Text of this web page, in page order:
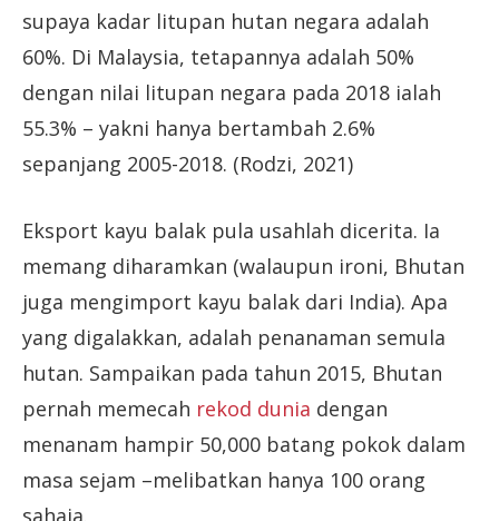
supaya kadar litupan hutan negara adalah
60%. Di Malaysia, tetapannya adalah 50%
dengan nilai litupan negara pada 2018 ialah
55.3% – yakni hanya bertambah 2.6%
sepanjang 2005-2018. (Rodzi, 2021)
Eksport kayu balak pula usahlah dicerita. Ia
memang diharamkan (walaupun ironi, Bhutan
juga mengimport kayu balak dari India). Apa
yang digalakkan, adalah penanaman semula
hutan. Sampaikan pada tahun 2015, Bhutan
pernah memecah rekod dunia dengan
menanam hampir 50,000 batang pokok dalam
masa sejam –melibatkan hanya 100 orang
sahaja.